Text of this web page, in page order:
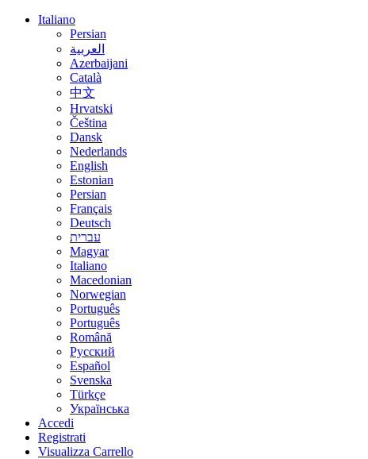
Italiano
Persian
العربية
Azerbaijani
Català
中文
Hrvatski
Čeština
Dansk
Nederlands
English
Estonian
Persian
Français
Deutsch
עברית
Magyar
Italiano
Macedonian
Norwegian
Português
Português
Română
Русский
Español
Svenska
Türkçe
Українська
Accedi
Registrati
Visualizza Carrello